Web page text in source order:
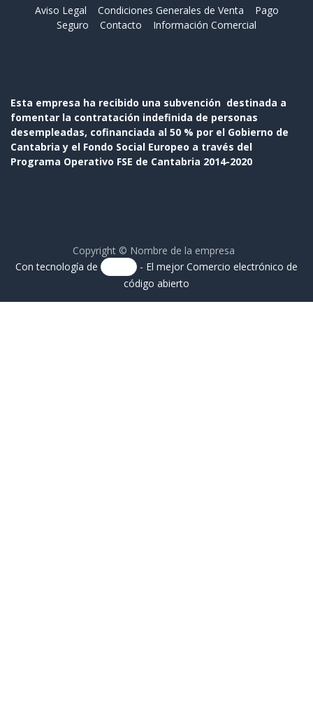
Aviso Legal Condiciones Generales de Venta
Pago
Seguro
Contacto Información Comercial
Esta empresa ha recibido una subvención destinada a
fomentar la contratación indefinida de personas
desempleadas, cofinanciada al 50 % por el Gobierno de
Cantabria y el Fondo Social Europeo a través del
Programa Operativo FSE de Cantabria 2014-2020
Copyright © Nombre de la empresa
Con tecnología de
- El mejor Comercio electrónico de
código abierto